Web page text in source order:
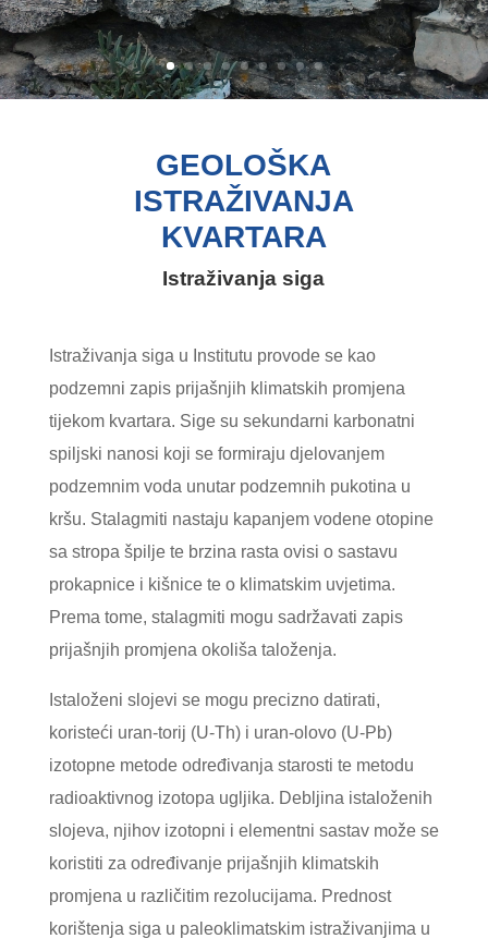
GEOLOŠKA
ISTRAŽIVANJA
KVARTARA
Istraživanja siga
Istraživanja siga u Institutu provode se kao
podzemni zapis prijašnjih klimatskih promjena
tijekom kvartara. Sige su sekundarni karbonatni
spiljski nanosi koji se formiraju djelovanjem
podzemnim voda unutar podzemnih pukotina u
kršu. Stalagmiti nastaju kapanjem vodene otopine
sa stropa špilje te brzina rasta ovisi o sastavu
prokapnice i kišnice te o klimatskim uvjetima.
Prema tome, stalagmiti mogu sadržavati zapis
prijašnjih promjena okoliša taloženja.
Istaloženi slojevi se mogu precizno datirati,
koristeći uran-torij (U-Th) i uran-olovo (U-Pb)
izotopne metode određivanja starosti te metodu
radioaktivnog izotopa ugljika. Debljina istaloženih
slojeva, njihov izotopni i elementni sastav može se
koristiti za određivanje prijašnjih klimatskih
promjena u različitim rezolucijama. Prednost
korištenja siga u paleoklimatskim istraživanjima u